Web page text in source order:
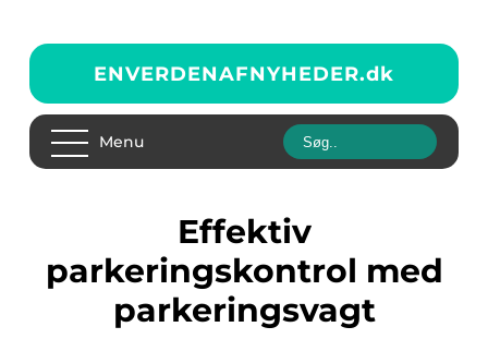
ENVERDENAFNYHEDER.dk
Menu
Effektiv
parkeringskontrol med
parkeringsvagt